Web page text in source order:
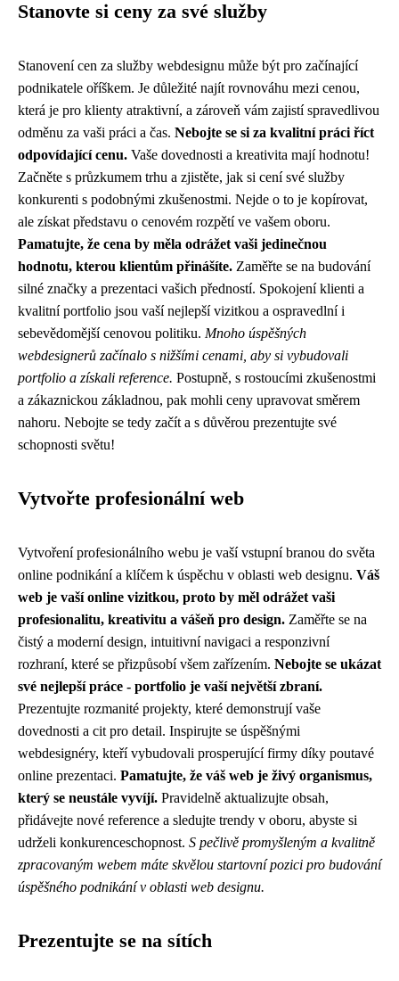
Stanovte si ceny za své služby
Stanovení cen za služby webdesignu může být pro začínající
podnikatele oříškem. Je důležité najít rovnováhu mezi cenou,
která je pro klienty atraktivní, a zároveň vám zajistí spravedlivou
odměnu za vaši práci a čas. Nebojte se si za kvalitní práci říct
odpovídající cenu. Vaše dovednosti a kreativita mají hodnotu!
Začněte s průzkumem trhu a zjistěte, jak si cení své služby
konkurenti s podobnými zkušenostmi. Nejde o to je kopírovat,
ale získat představu o cenovém rozpětí ve vašem oboru.
Pamatujte, že cena by měla odrážet vaši jedinečnou
hodnotu, kterou klientům přinášíte. Zaměřte se na budování
silné značky a prezentaci vašich předností. Spokojení klienti a
kvalitní portfolio jsou vaší nejlepší vizitkou a ospravedlní i
sebevědomější cenovou politiku. Mnoho úspěšných
webdesignerů začínalo s nižšími cenami, aby si vybudovali
portfolio a získali reference. Postupně, s rostoucími zkušenostmi
a zákaznickou základnou, pak mohli ceny upravovat směrem
nahoru. Nebojte se tedy začít a s důvěrou prezentujte své
schopnosti světu!
Vytvořte profesionální web
Vytvoření profesionálního webu je vaší vstupní branou do světa
online podnikání a klíčem k úspěchu v oblasti web designu. Váš
web je vaší online vizitkou, proto by měl odrážet vaši
profesionalitu, kreativitu a vášeň pro design. Zaměřte se na
čistý a moderní design, intuitivní navigaci a responzivní
rozhraní, které se přizpůsobí všem zařízením. Nebojte se ukázat
své nejlepší práce - portfolio je vaší největší zbraní.
Prezentujte rozmanité projekty, které demonstrují vaše
dovednosti a cit pro detail. Inspirujte se úspěšnými
webdesignéry, kteří vybudovali prosperující firmy díky poutavé
online prezentaci. Pamatujte, že váš web je živý organismus,
který se neustále vyvíjí. Pravidelně aktualizujte obsah,
přidávejte nové reference a sledujte trendy v oboru, abyste si
udrželi konkurenceschopnost. S pečlivě promyšleným a kvalitně
zpracovaným webem máte skvělou startovní pozici pro budování
úspěšného podnikání v oblasti web designu.
Prezentujte se na sítích